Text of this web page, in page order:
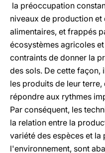
la préoccupation
niveaux de production
alimentaires, et frappés
écosystèmes agricoles
contraints de donner la
des sols. De cette façon,
les produits de leur
répondre aux rythmes
Par conséquent, les
la relation entre la
variété des espèces et la
l'environnement, sont